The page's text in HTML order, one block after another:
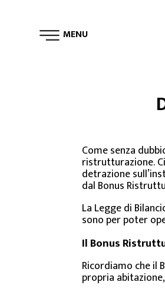
MENU
Come senza
ristrutturazione.
detrazione
dal Bonus
La Legge di
sono per poter
Il Bonus
Ricordiamo che il
propria